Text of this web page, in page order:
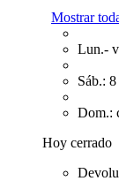
Mostrar
Lun.-
Sáb.:
Dom.:
Hoy cerrado